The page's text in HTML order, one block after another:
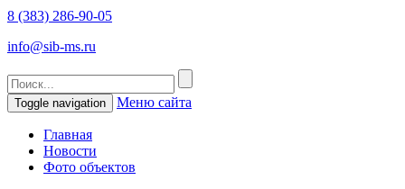
8 (383) 286-90-05
info@sib-ms.ru
Toggle navigation Меню сайта
Главная
Новости
Фото объектов